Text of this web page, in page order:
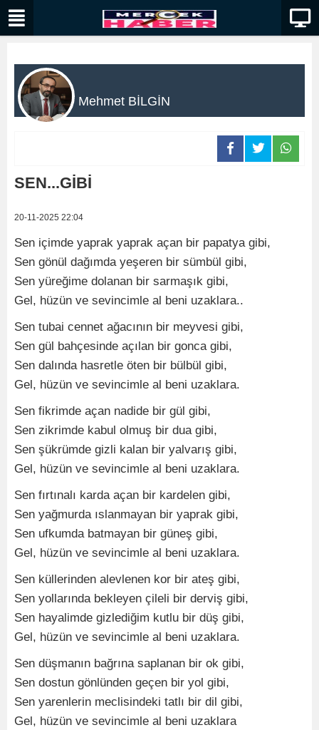
Mehmet BİLGİN
SEN...GİBİ
20-11-2025 22:04
Sen içimde yaprak yaprak açan bir papatya gibi,
Sen gönül dağımda yeşeren bir sümbül gibi,
Sen yüreğime dolanan bir sarmaşık gibi,
Gel, hüzün ve sevincimle al beni uzaklara..
Sen tubai cennet ağacının bir meyvesi gibi,
Sen gül bahçesinde açılan bir gonca gibi,
Sen dalında hasretle öten bir bülbül gibi,
Gel, hüzün ve sevincimle al beni uzaklara.
Sen fikrimde açan nadide bir gül gibi,
Sen zikrimde kabul olmuş bir dua gibi,
Sen şükrümde gizli kalan bir yalvarış gibi,
Gel, hüzün ve sevincimle al beni uzaklara.
Sen fırtınalı karda açan bir kardelen gibi,
Sen yağmurda ıslanmayan bir yaprak gibi,
Sen ufkumda batmayan bir güneş gibi,
Gel, hüzün ve sevincimle al beni uzaklara.
Sen küllerinden alevlenen kor bir ateş gibi,
Sen yollarında bekleyen çileli bir derviş gibi,
Sen hayalimde gizlediğim kutlu bir düş gibi,
Gel, hüzün ve sevincimle al beni uzaklara.
Sen düşmanın bağrına saplanan bir ok gibi,
Sen dostun gönlünden geçen bir yol gibi,
Sen yarenlerin meclisindeki tatlı bir dil gibi,
Gel, hüzün ve sevincimle al beni uzaklara